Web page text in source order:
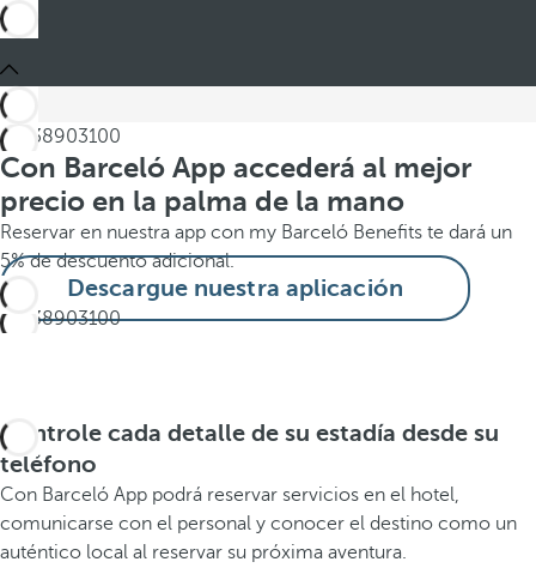
Con Barceló App accederá al mejor
precio en la palma de la mano
Reservar en nuestra app con my Barceló Benefits te dará un
5% de descuento adicional.
Descargue nuestra aplicación
Controle cada detalle de su estadía desde su
teléfono
Con Barceló App podrá reservar servicios en el hotel,
comunicarse con el personal y conocer el destino como un
auténtico local al reservar su próxima aventura.